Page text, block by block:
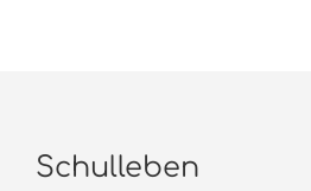
Schulleben